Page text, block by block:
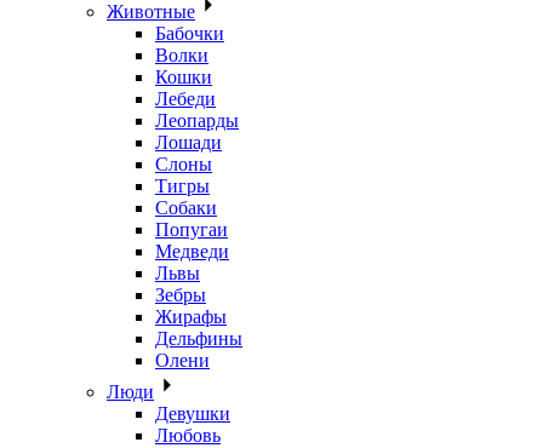
Животные
Бабочки
Волки
Кошки
Лебеди
Леопарды
Лошади
Слоны
Тигры
Собаки
Попугаи
Медведи
Львы
Зебры
Жирафы
Дельфины
Олени
Люди
Девушки
Любовь